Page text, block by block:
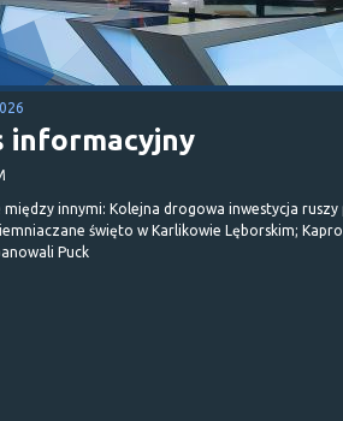
informacyjny
innymi: Kolejna drogowa inwestycja ruszy
święto w Karlikowie Lęborskim;
Puck